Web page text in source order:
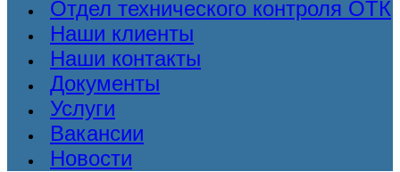
Отдел технического контроля ОТК
Наши клиенты
Наши контакты
Документы
Услуги
Вакансии
Новости